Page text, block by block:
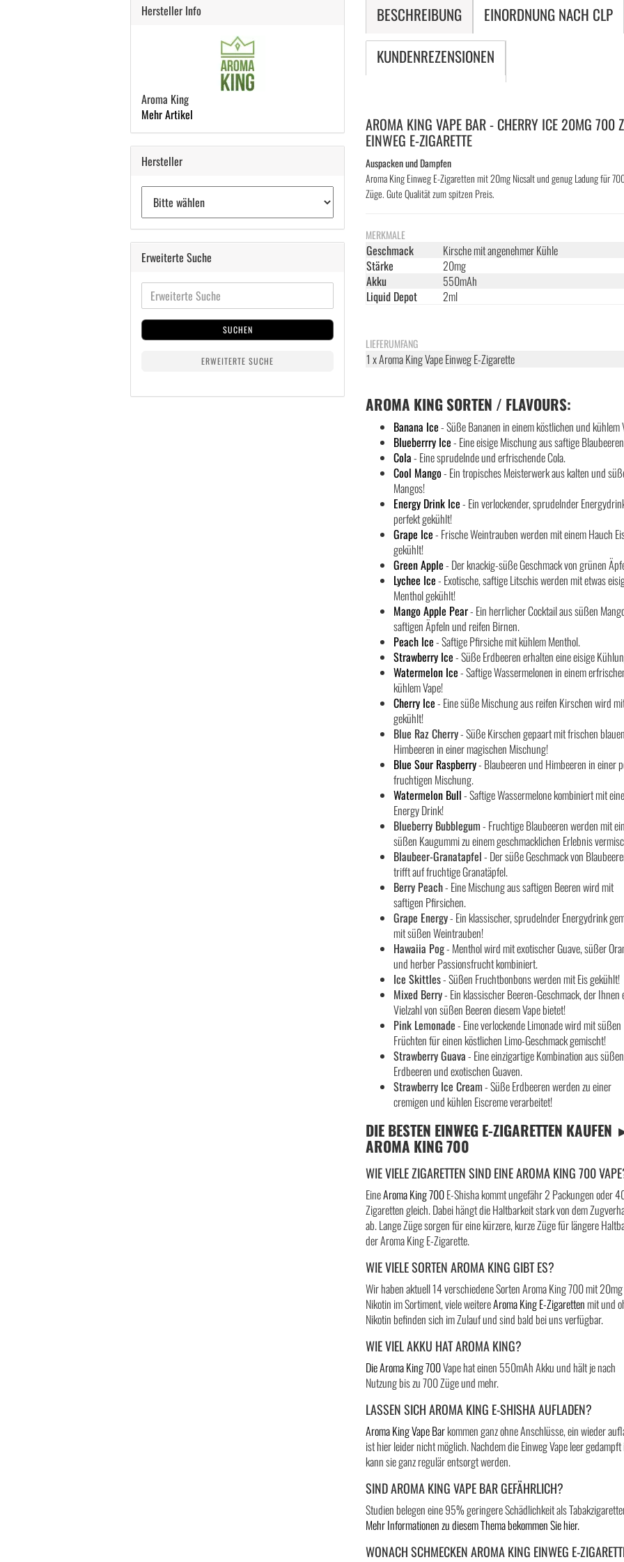
BESCHREIBUNG
EINORDNUNG NACH CLP
KUNDENREZENSIONEN
AROMA KING VAPE BAR - CHERRY ICE 20MG 700
EINWEG E-ZIGARETTE
Auspacken und Dampfen
Aroma King Einweg E-Zigaretten mit 20mg Nicsalt und genug Ladung für
Züge. Gute Qualität zum spitzen Preis.
MERKMALE
Geschmack
Kirsche mit angenehmer Kühle
Stärke
20mg
Akku
550mAh
Liquid Depot
2ml
LIEFERUMFANG
1 x Aroma King Vape Einweg E-Zigarette
AROMA KING SORTEN / FLAVOURS:
Banana Ice- Süße Bananen in einem köstlichen und kühlem
Blueberrry Ice- Eine eisige Mischung aus saftige
Cola- Eine sprudelnde und erfrischende Cola.
Cool Mango- Ein tropisches Meisterwerk aus kalten und
Mangos!
Energy Drink Ice- Ein verlockender, sprudelnder
perfekt gekühlt!
Grape Ice- Frische Weintrauben werden mit einem Hauch
gekühlt!
Green Apple- Der knackig-süße Geschmack von grünen
Lychee Ice- Exotische, saftige Litschis werden mit etwas
Menthol gekühlt!
Mango Apple Pear- Ein herrlicher Cocktail aus süßen
saftigen Äpfeln und reifen Birnen.
Peach Ice- Saftige Pfirsiche mit kühlem Menthol.
Strawberry Ice- Süße Erdbeeren erhalten eine eisige
Watermelon Ice- Saftige Wassermelonen in einem
kühlem Vape!
Cherry Ice- Eine süße Mischung aus reifen Kirschen wird
gekühlt!
Blue Raz Cherry- Süße Kirschen gepaart mit frischen blauen
Himbeeren in einer magischen Mischung!
Blue Sour Raspberry- Blaubeeren und Himbeeren in einer
fruchtigen Mischung.
Watermelon Bull- Saftige Wassermelone kombiniert mit
Energy Drink!
Blueberry Bubblegum- Fruchtige Blaubeeren werden mit
süßen Kaugummi zu einem geschmacklichen Erlebnis
Blaubeer-Granatapfel- Der süße Geschmack von
trifft auf fruchtige Granatäpfel.
Berry Peach- Eine Mischung aus saftigen Beeren wird mit
saftigen Pfirsichen.
Grape Energy- Ein klassischer, sprudelnder Energydrink
mit süßen Weintrauben!
Hawaiia Pog- Menthol wird mit exotischer Guave, süßer
und herber Passionsfrucht kombiniert.
Ice Skittles- Süßen Fruchtbonbons werden mit Eis gekühlt!
Mixed Berry- Ein klassischer Beeren-Geschmack, der Ihnen
Vielzahl von süßen Beeren diesem Vape bietet!
Pink Lemonade- Eine verlockende Limonade wird mit süßen
Früchten für einen köstlichen Limo-Geschmack gemischt!
Strawberry Guava- Eine einzigartige Kombination aus süßen
Erdbeeren und exotischen Guaven.
Strawberry Ice Cream- Süße Erdbeeren werden zu einer
cremigen und kühlen Eiscreme verarbeitet!
DIE BESTEN EINWEG E-ZIGARETTEN KAUFEN
AROMA KING 700
WIE VIELE ZIGARETTEN SIND EINE AROMA KING 700
EineAroma King 700E-Shisha kommt ungefähr 2 Packungen oder
Zigaretten gleich. Dabei hängt die Haltbarkeit stark von dem
ab. Lange Züge sorgen für eine kürzere, kurze Züge für längere
der Aroma King E-Zigarette.
WIE VIELE SORTEN AROMA KING GIBT ES?
Wir haben aktuell 14 verschiedene Sorten Aroma King 700 mit 20mg
Nikotin im Sortiment, viele weitereAroma King E-Zigaretten mit und
Nikotin befinden sich im Zulauf und sind bald bei uns verfügbar.
WIE VIEL AKKU HAT AROMA KING?
Die Aroma King 700Vape hat einen 550mAh Akku und hält je nach
Nutzung bis zu 700 Züge und mehr.
LASSEN SICH AROMA KING E-SHISHA AUFLADEN?
Aroma King Vape Barkommen ganz ohne Anschlüsse, ein wieder
ist hier leider nicht möglich. Nachdem die Einweg Vape leer
kann sie ganz regulär entsorgt werden.
SIND AROMA KING VAPE BAR GEFÄHRLICH?
Studien belegen eine 95% geringere Schädlichkeit als
Mehr Informationen zu diesem Thema bekommen Sie hier.
WONACH SCHMECKEN AROMA KING EINWEG E-
Hersteller Info
Aroma King
Mehr Artikel
Hersteller
Erweiterte Suche
SUCHEN
ERWEITERTE SUCHE